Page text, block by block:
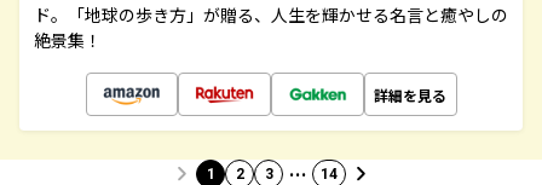
ド。「地球の歩き方」が贈る、人生を輝かせる名言と癒やしの
絶景集！
詳細を見る
1 2 3 … 14